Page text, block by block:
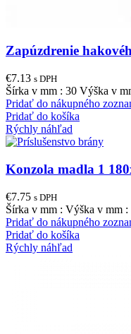
Zapúzdrenie
€7.13 s DPH
Šírka v mm : 30 Výška v
Pridať do nákupného
Pridať do košíka
Rýchly náhľad
Konzola madla 1
€7.75 s DPH
Šírka v mm : Výška v mm :
Pridať do nákupného
Pridať do košíka
Rýchly náhľad